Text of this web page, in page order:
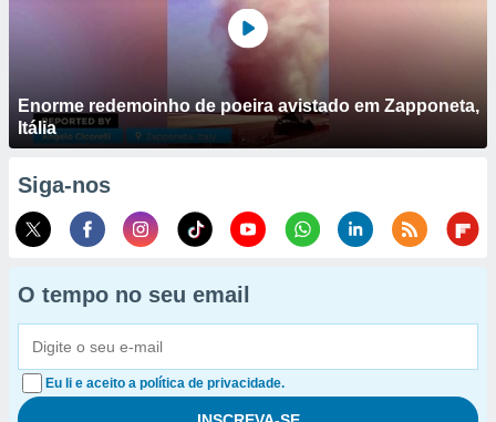
Enorme redemoinho de poeira avistado em Zapponeta,
Itália
Siga-nos
O tempo no seu email
Eu li e aceito a política de privacidade.